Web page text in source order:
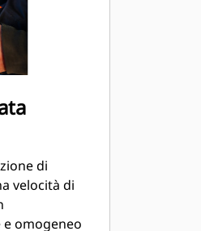
di
velocità di
omogeneo